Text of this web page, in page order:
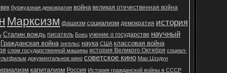
буржуазная демократия война великая отечественная война
Марксизм фашизм социализм демократия история
Сталин вождь писатель Боец учение о государстве научный
Гражданская война энгельс наука США классовая война
слом государственной машины история Великого Октября социал-
документальное кино советское кино Мао Цзэдун
капитализм Россия История гражданской войны в СССР